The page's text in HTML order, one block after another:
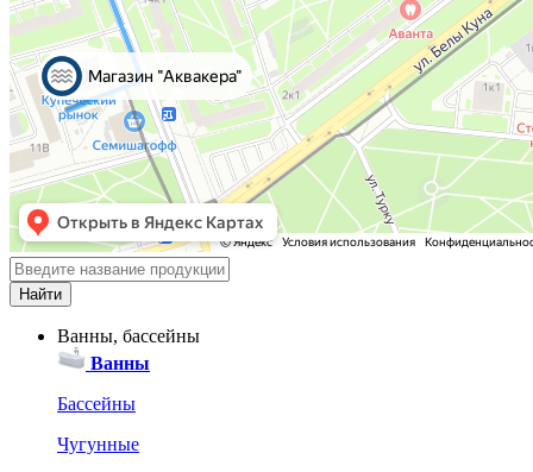
Ванны, бассейны
Ванны
Бассейны
Чугунные